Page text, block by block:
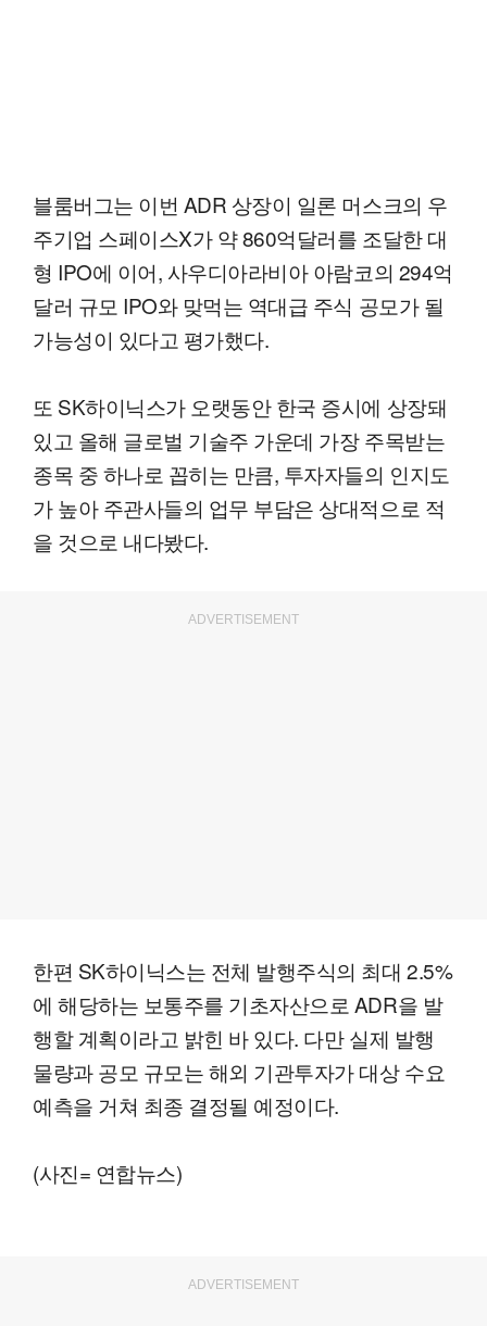
블룸버그는 이번 ADR 상장이 일론 머스크의 우
주기업 스페이스X가 약 860억달러를 조달한 대
형 IPO에 이어, 사우디아라비아 아람코의 294억
달러 규모 IPO와 맞먹는 역대급 주식 공모가 될
가능성이 있다고 평가했다.
또 SK하이닉스가 오랫동안 한국 증시에 상장돼
있고 올해 글로벌 기술주 가운데 가장 주목받는
종목 중 하나로 꼽히는 만큼, 투자자들의 인지도
가 높아 주관사들의 업무 부담은 상대적으로 적
을 것으로 내다봤다.
ADVERTISEMENT
한편 SK하이닉스는 전체 발행주식의 최대 2.5%
에 해당하는 보통주를 기초자산으로 ADR을 발
행할 계획이라고 밝힌 바 있다. 다만 실제 발행
물량과 공모 규모는 해외 기관투자가 대상 수요
예측을 거쳐 최종 결정될 예정이다.
(사진= 연합뉴스)
ADVERTISEMENT